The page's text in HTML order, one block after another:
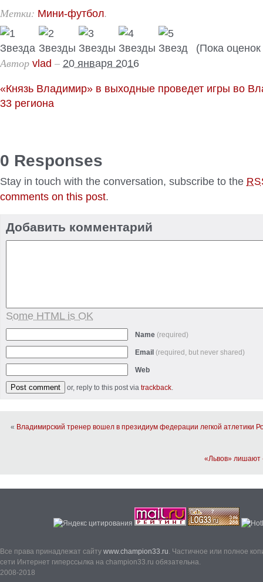
Метки: Мини-футбол.
(Пока оценок
Автор vlad – 20 января 2016
«Князь Владимир» в выходные проведет игры во
33 региона
0 Responses
Stay in touch with the conversation, subscribe to the
comments on this post.
Добавить комментарий
Some HTML is OK
Name (required)
Email (required, but never shared)
Web
or, reply to this post via trackback.
« Владимирский тренер вошел в президиум федерации легкой атлетики
«Львов» лишают
Все права принадлежат сайту www.champion33.ru. Частичное или полное
сети Интернет гиперссылка на champion33.ru обязательна.
2008-2018